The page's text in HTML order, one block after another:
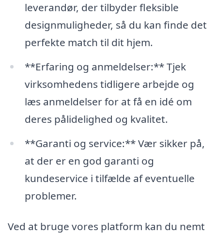
leverandør, der tilbyder fleksible
designmuligheder, så du kan finde det
perfekte match til dit hjem.
**Erfaring og anmeldelser:** Tjek
virksomhedens tidligere arbejde og
læs anmeldelser for at få en idé om
deres pålidelighed og kvalitet.
**Garanti og service:** Vær sikker på,
at der er en god garanti og
kundeservice i tilfælde af eventuelle
problemer.
Ved at bruge vores platform kan du nemt